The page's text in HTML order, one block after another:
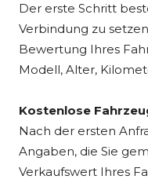
Der erste Schritt
Verbindung zu
Bewertung Ihres
Modell, Alter,
Kostenlose
Nach der ersten
Angaben, die Sie
Verkaufswert Ihres